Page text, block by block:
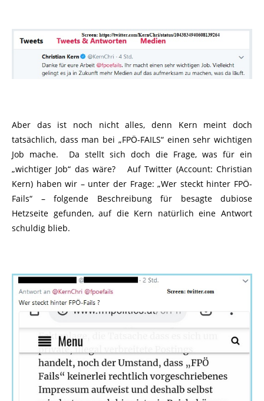
Aber das ist noch nicht alles, denn Kern meint doch
tatsächlich, dass man bei „FPÖ-FAILS“ einen sehr wichtigen
Job mache. Da stellt sich doch die Frage, was für ein
„wichtiger Job“ das wäre? Auf Twitter (Account: Christian
Kern) haben wir – unter der Frage: „Wer steckt hinter FPÖ-
Fails“ – folgende Beschreibung für besagte dubiose
Hetzseite gefunden, auf die Kern natürlich eine Antwort
schuldig blieb.